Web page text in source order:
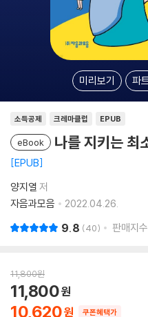
미리보기 파
소득공제 크레마클럽 EPUB
eBook 나를 지키는 최
EPUB
양지열 저
자음과모음
2022.04.26.
9.8 40 판매지수
11,800원
10,620
11,800
쿠폰혜택가